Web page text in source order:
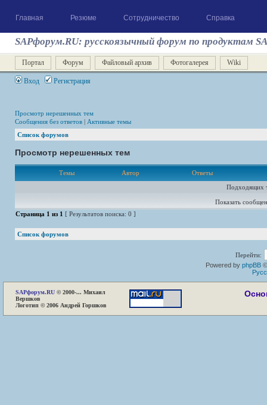
Главная Резюме Сотрудничество Справка
SAPфорум.RU: русскоязычный форум по продуктам
Портал Форум Файловый архив Фотогалерея Wiki
Вход Регистрация
Просмотр нерешенных тем
Сообщения без ответов | Активные темы
Список форумов
Просмотр нерешенных тем
Темы Автор
Ответы
Подходящих
Показать
Страница 1 из 1 [ Результатов поиска: 0 ]
Список форумов
Перейти:
Powered by phpBB
SAPфорум.RU © 2000-... Михаил
Вершков
Логотип © 2006 Андрей Горшков